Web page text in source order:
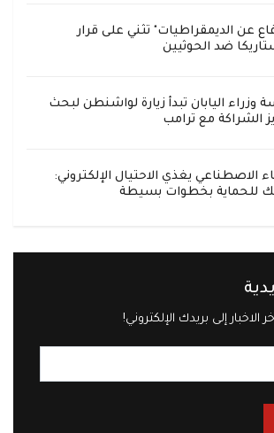
عن الديمقراطيات" تثني على قرار
ضد الحوثيين
وزراء اليابان تبدأ زيارة لواشنطن لبحث
الشراكة مع ترامب
الاصطناعي يغذي الاحتيال الإلكتروني:
للحماية بخطوات بسيطة
إلى بريدك الإلكتروني!